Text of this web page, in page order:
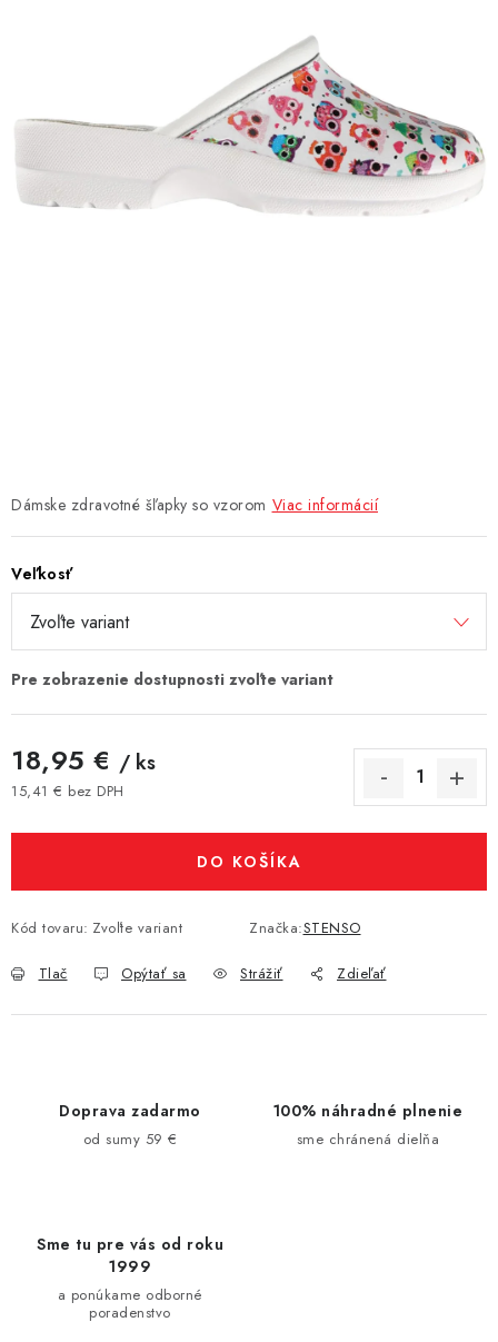
Predajne Kontakt Chránená dielňa
Pre firmy
Katalógy
Doprava, platba a zľavy
Potlač lôg
Formulár na výmenu tovaru
Kto sme
Reklamačný poriadok
Dámske zdravotné šľapky so vzorom Viac informácií
Veľkosť
18,95 € / ks
15,41 € bez DPH
DO KOŠÍKA
Kód tovaru: Zvoľte variant Značka:STENSO
Tlač Opýtať sa Strážiť Zdieľať
Doprava zadarmo
od sumy 59 €
100% náhradné plnenie
sme chránená dielňa
Sme tu pre vás od roku
1999
a ponúkame odborné
poradenstvo